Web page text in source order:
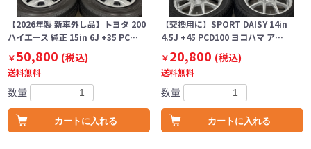
【2026年製 新車外し品】トヨタ 200
ハイエース 純正 15in 6J +35 PC…
￥50,800 (税込)
送料無料
数量
カートに入れる
【交換用に】SPORT DAISY 14in
4.5J +45 PCD100 ヨコハマ ア…
￥20,800 (税込)
送料無料
数量
カートに入れる